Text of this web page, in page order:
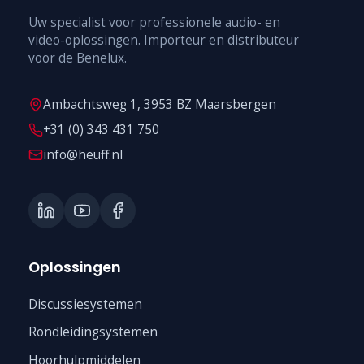
Uw specialist voor professionele audio- en
video-oplossingen. Importeur en distributeur
voor de Benelux.
Ambachtsweg 1, 3953 BZ Maarsbergen
+31 (0) 343 431 750
info@heuff.nl
Oplossingen
Discussiesystemen
Rondleidingsystemen
Hoorhulpmiddelen